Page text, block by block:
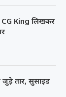
CG King लिखकर
तार, सुसाइड